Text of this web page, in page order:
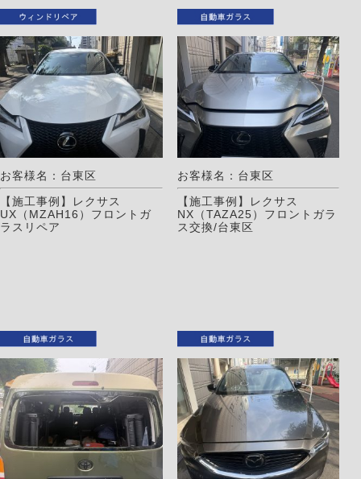
お客様名：台東区
【施工事例】レクサス
UX（MZAH16）フロントガ
ラスリペア
お客様名：台東区
【施工事例】レクサス
NX（TAZA25）フロントガラ
ス交換/台東区